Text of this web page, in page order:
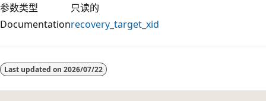
参数类型
只读的
Documentationrecovery_target_xid
模
式
Last updated on 2026/07/22